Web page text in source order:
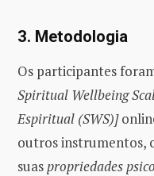
3. Metodologia
Os participantes
Spiritual Wellbeing
Espiritual (SWS)]
outros instrumentos,
suaspropriedades